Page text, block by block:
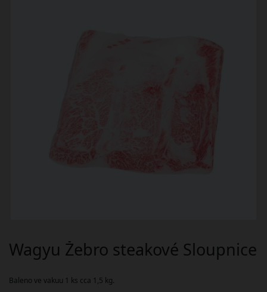
Baleno ve vakuu 1 ks cca 1,5 kg.
Wagyu Žebro steakové Sloupnice